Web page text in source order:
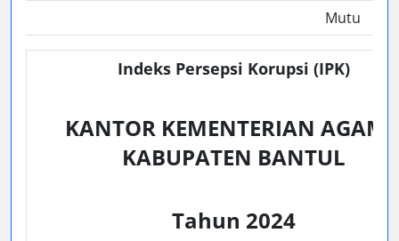
Mutu
Indeks Persepsi Korupsi (IPK)
KANTOR KEMENTERIAN
KABUPATEN BANTUL
Tahun 2024